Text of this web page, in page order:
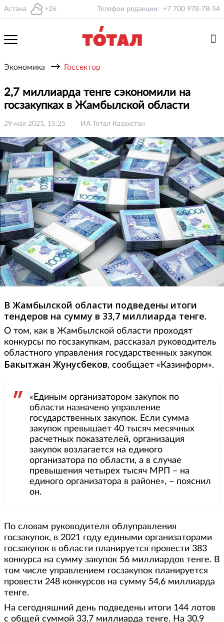
Астана +26 Телефон редакции: +7 700 978-78-54
Экономика → Госсектор
2,7 миллиарда тенге сэкономили на
госзакупках в Жамбылской области
29 мая 2021, 15:25 ИА Тотал Казахстан
В Жамбылской области подведены итоги
тендеров на сумму в 33,7 миллиарда тенге.
О том, как в Жамбылской области проходят
конкурсы по госзакупкам, рассказал руководитель
областного управления государственных закупок
Бакытжан Жунусбеков, сообщает «Казинформ».
«Единым организатором закупок по
области назначено управление
государственных закупок. Если сумма
закупок превышает 40 тысяч месячных
расчетных показателей, организация
закупок возлагается на единого
организатора по области, а в случае
превышения четырех тысяч МРП – на
единого организатора в районе», – пояснил
он.
По словам руководителя облуправления
госзакупок, в 2021 году едиными организаторами
госзакупок в области планируется провести 383
конкурса на сумму закупок 56 миллиардов тенге. В
том числе управлением госзакупок планируется
провести 248 конкурсов на сумму 54,6 миллиарда
тенге.
На сегодняшний день подведены итоги 144 лотов
с общей суммой 33,7 миллиарда тенге. На 30,9